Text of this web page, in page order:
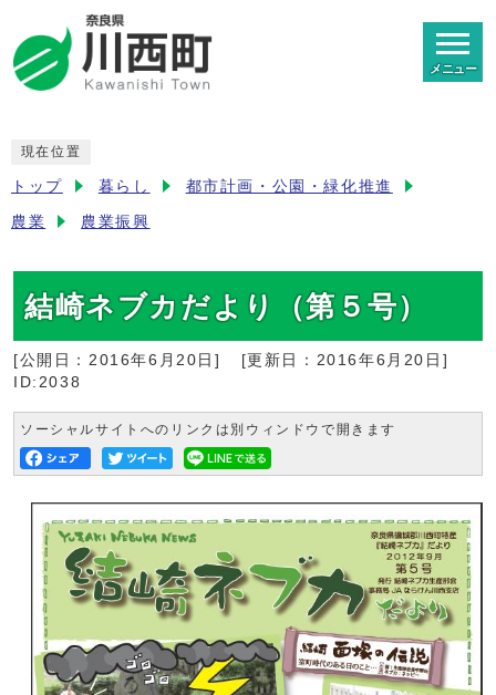
メニュー
現在位置
トップ 暮らし 都市計画・公園・緑化推進
農業 農業振興
結崎ネブカだより（第５号）
[公開日： 2016年6月20日 ] [更新日： 2016年6月20日 ]
ID:2038
ソーシャルサイトへのリンクは別ウィンドウで開きます